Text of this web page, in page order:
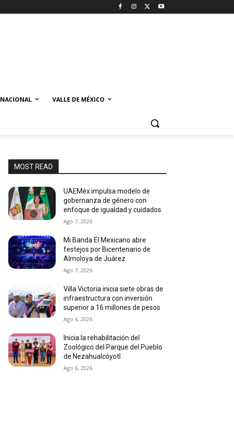
NACIONAL VALLE DE MÉXICO
MOST READ
UAEMéx impulsa modelo de
gobernanza de género con
enfoque de igualdad y cuidados
Ago 7, 2026
Mi Banda El Mexicano abre
festejos por Bicentenario de
Almoloya de Juárez
Ago 7, 2026
Villa Victoria inicia siete obras de
infraestructura con inversión
superior a 16 millones de pesos
Ago 6, 2026
Inicia la rehabilitación del
Zoológico del Parque del Pueblo
de Nezahualcóyotl
Ago 6, 2026